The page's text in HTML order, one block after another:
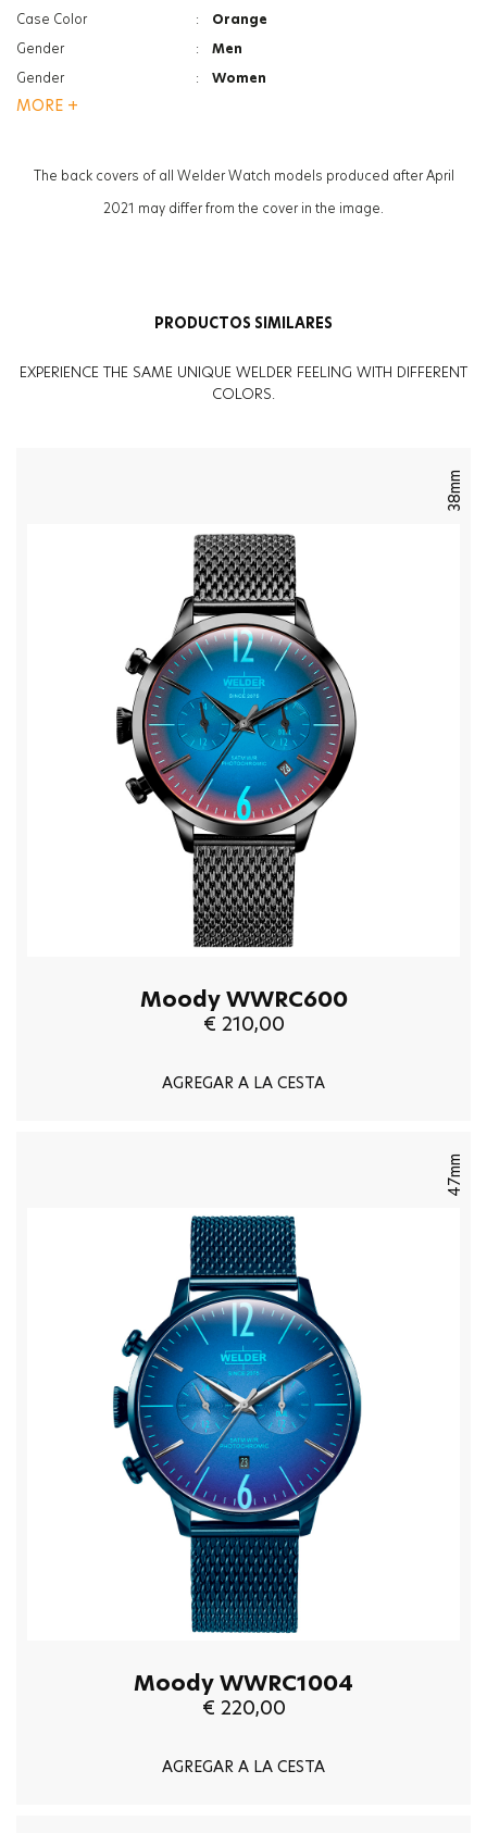
Case Color
:
Orange
Gender
:
Men
Gender
:
Women
Strap Type
Function
Date Indicator
MORE +
The back covers of all Welder Watch models produced after April
2021 may differ from the cover in the image.
PRODUCTOS SIMILARES
EXPERIENCE THE SAME UNIQUE WELDER FEELING WITH DIFFERENT
COLORS.
38mm
Moody WWRC600
€ 210,00
AGREGAR A LA CESTA
47mm
Moody WWRC1004
€ 220,00
AGREGAR A LA CESTA